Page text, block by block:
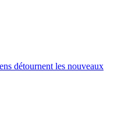
détournent les nouveaux